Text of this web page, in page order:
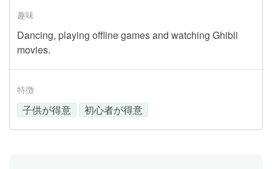
趣味
Dancing, playing offline games and watching Ghibli
movies.
特徴
子供が得意 初心者が得意